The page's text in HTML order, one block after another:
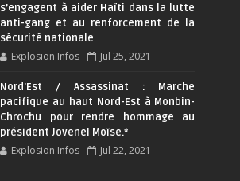
s’engagent à aider Haïti dans la lutte
anti-gang et au renforcement de la
sécurité nationale
Explosion Infos Jul 25, 2021
Nord'Est / Assassinat : Marche
pacifique au haut Nord-Est à Monbin-
Chrochu pour rendre hommage au
président Jovenel Moïse.*
Explosion Infos Jul 22, 2021